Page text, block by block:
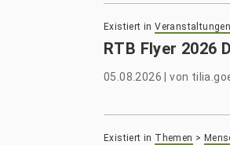
Existiert in Veranstaltungen
RTB Flyer 2026
05.08.2026 |von
Existiert in Themen >